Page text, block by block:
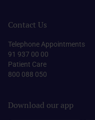
Contact Us
Telephone Appointments
91 937 00 00
Patient Care
800 088 050
Download our app